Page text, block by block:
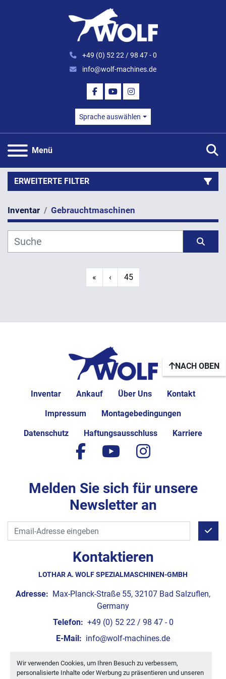
Wir verwenden Cookies, um Ihren Besuch zu verbessern,
personalisierte Inhalte oder Werbung zu präsentieren und unseren
+49 (0) 52 22 / 98 47 - 0
info@wolf-machines.de
FACEBOOK
YOUTUBEINSTAGRAM
Sprache auswählen
Menü
ERWEITERTE FILTER
Kategorie
Hersteller
LÖSCHEN
Inventar Gebrauchtmaschinen
« ‹ 45
NACH OBEN
Inventar Ankauf Über Uns Kontakt
Impressum Montagebedingungen
Datenschutz Haftungsausschluss Karriere
Kontaktieren
LOTHAR A. WOLF SPEZIALMASCHINEN-GMBH
Adresse: Max-Planck-Straße 55, 32107 Bad Salzuflen,
Germany
Telefon: +49 (0) 52 22 / 98 47 - 0
E-Mail: info@wolf-machines.de
Cookie-Einstellungen
Machinio System-Website vonMachinio
facebook
youtubeinstagram
Melden Sie sich für unsere
Newsletter an